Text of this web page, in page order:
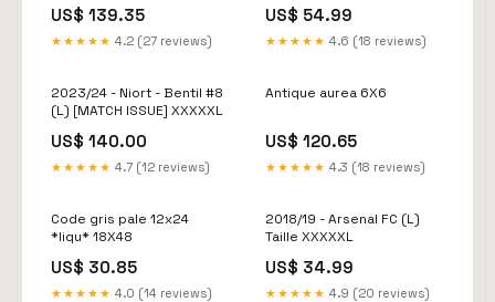
US$ 139.35
★★★★★ 4.2 (27 reviews)
US$ 54.99
★★★★★ 4.6 (18 reviews)
2023/24 - Niort - Bentil #8
(L) [MATCH ISSUE] XXXXXL
US$ 140.00
★★★★★ 4.7 (12 reviews)
Antique aurea 6X6
US$ 120.65
★★★★★ 4.3 (18 reviews)
Code gris pale 12x24
*liqu* 18X48
US$ 30.85
★★★★★ 4.0 (14 reviews)
2018/19 - Arsenal FC (L)
Taille XXXXXL
US$ 34.99
★★★★★ 4.9 (20 reviews)